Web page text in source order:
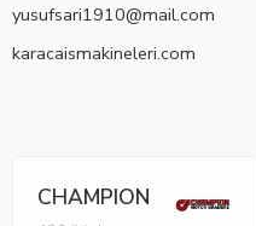
yusufsari1910@mail.com
karacaismakineleri.com
CHAMPION